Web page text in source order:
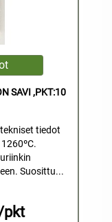
SAVI ,PKT:10
tiedot
Suosittu...
pkt